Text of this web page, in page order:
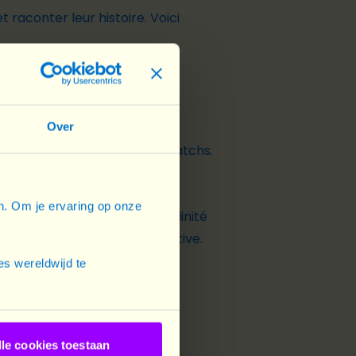
Over
Om je ervaring op onze
wereldwijd te
cookies toestaan
raconter leur histoire. Voici
de genre à travers des matchs.
la protection de l’enfance.
de genre, la masculinité
sur la parentalité positive.